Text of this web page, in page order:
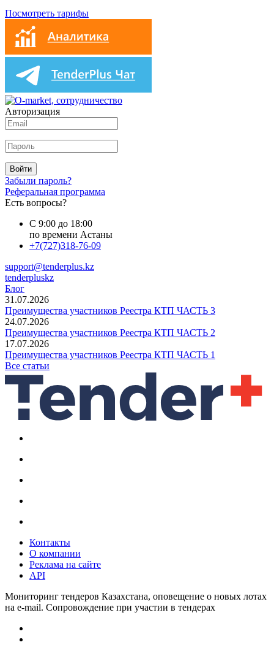
Посмотреть тарифы
Авторизация
Войти
Забыли пароль?
Реферальная программа
Есть вопросы?
С 9:00 до 18:00
по времени Астаны
+7(727)318-76-09
support@tenderplus.kz
tenderpluskz
Блог
31.07.2026
Преимущества участников Реестра КТП ЧАСТЬ 3
24.07.2026
Преимущества участников Реестра КТП ЧАСТЬ 2
17.07.2026
Преимущества участников Реестра КТП ЧАСТЬ 1
Все статьи
Контакты
О компании
Реклама на сайте
API
Мониторинг тендеров Казахстана, оповещение о новых лотах
на e-mail. Сопровождение при участии в тендерах